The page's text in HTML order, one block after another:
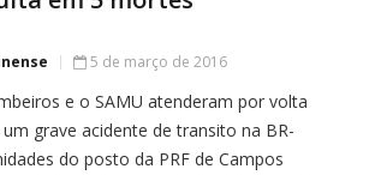
5 de março de 2016
e o SAMU atenderam por volta
grave acidente de transito na BR-
do posto da PRF de Campos